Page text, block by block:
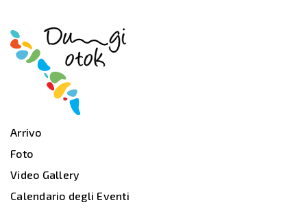
Arrivo
Foto
Video Gallery
Calendario degli Eventi